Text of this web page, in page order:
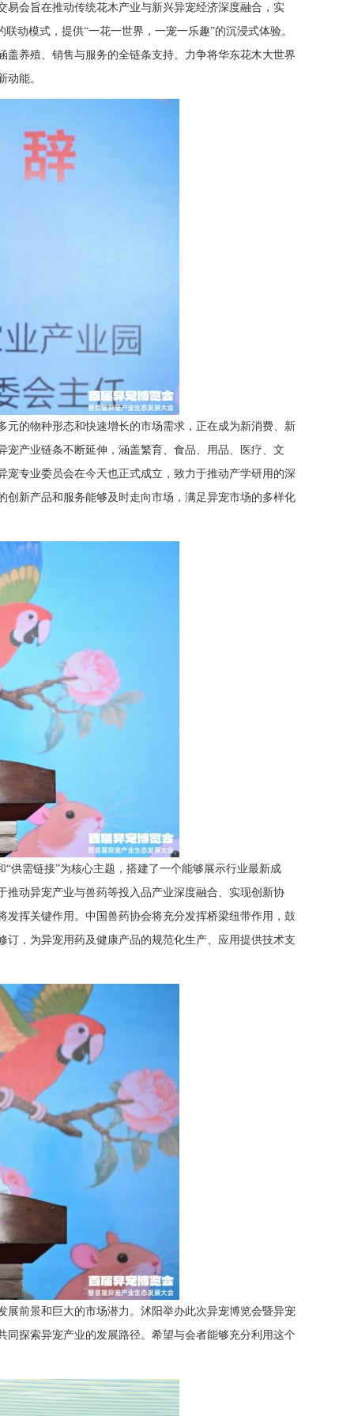
会旨在推动传统花木产业与新兴异宠经济深度融合，实
动模式，提供“一花一世界，一宠一乐趣”的沉浸式体验。
养殖、销售与服务的全链条支持。力争将华东花木大世界
动能。
的物种形态和快速增长的市场需求，正在成为新消费、新
产业链条不断延伸，涵盖繁育、食品、用品、医疗、文
专业委员会在今天也正式成立，致力于推动产学研用的深
新产品和服务能够及时走向市场，满足异宠市场的多样化
供需链接”为核心主题，搭建了一个能够展示行业最新成
动异宠产业与兽药等投入品产业深度融合、实现创新协
挥关键作用。中国兽药协会将充分发挥桥梁纽带作用，鼓
，为异宠用药及健康产品的规范化生产、应用提供技术支
前景和巨大的市场潜力。沭阳举办此次异宠博览会暨异宠
探索异宠产业的发展路径。希望与会者能够充分利用这个